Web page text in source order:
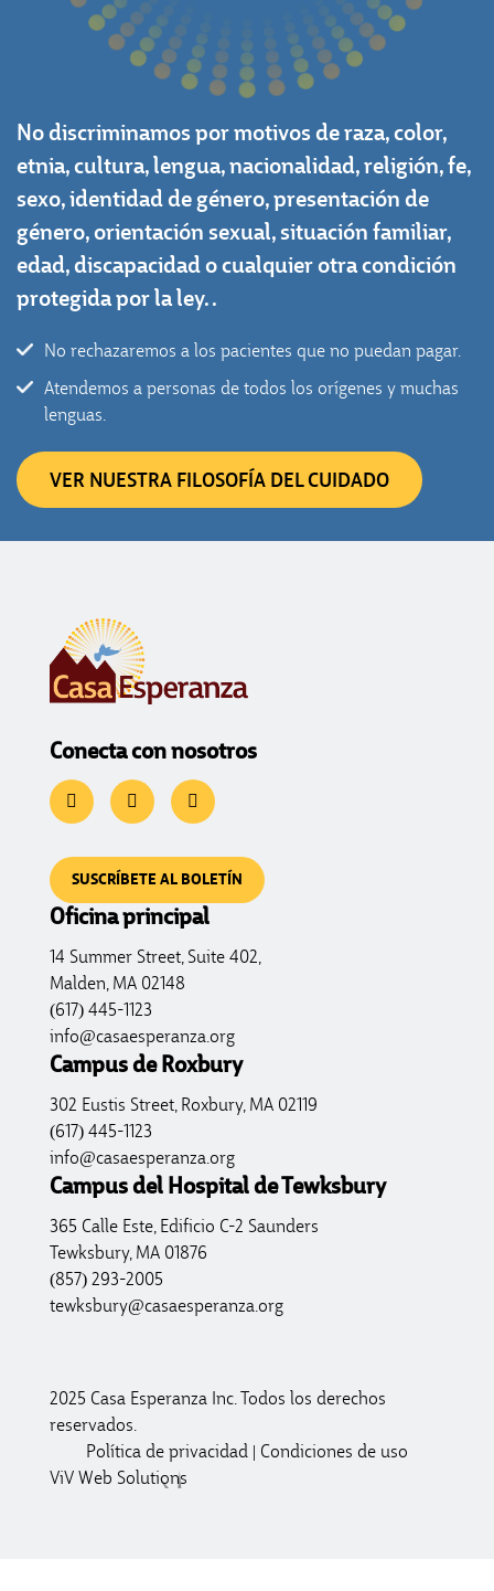
No discriminamos por motivos de raza, color,
etnia, cultura, lengua, nacionalidad, religión, fe,
sexo, identidad de género, presentación de
género, orientación sexual, situación familiar,
edad, discapacidad o cualquier otra condición
protegida por la ley. .
No rechazaremos a los pacientes que no puedan pagar.
Atendemos a personas de todos los orígenes y muchas
lenguas.
VER NUESTRA FILOSOFÍA DEL CUIDADO
Conecta con nosotros
SUSCRÍBETE AL BOLETÍN
Oficina principal
14 Summer Street, Suite 402,
Malden, MA 02148
(617) 445-1123
info@casaesperanza.org
Campus de Roxbury
302 Eustis Street, Roxbury, MA 02119
(617) 445-1123
info@casaesperanza.org
Campus del Hospital de Tewksbury
365 Calle Este, Edificio C-2 Saunders
Tewksbury, MA 01876
(857) 293-2005
tewksbury@casaesperanza.org
2025 Casa Esperanza Inc. Todos los derechos
reservados.
Política de privacidad
Condiciones de uso
ViV Web Solutions